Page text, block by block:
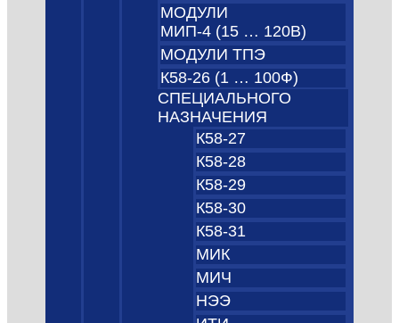
МОДУЛИ
МИП-4 (15 … 120В)
МОДУЛИ ТПЭ
К58-26 (1 … 100Ф)
СПЕЦИАЛЬНОГО
НАЗНАЧЕНИЯ
К58-27
К58-28
К58-29
К58-30
К58-31
МИК
МИЧ
НЭЭ